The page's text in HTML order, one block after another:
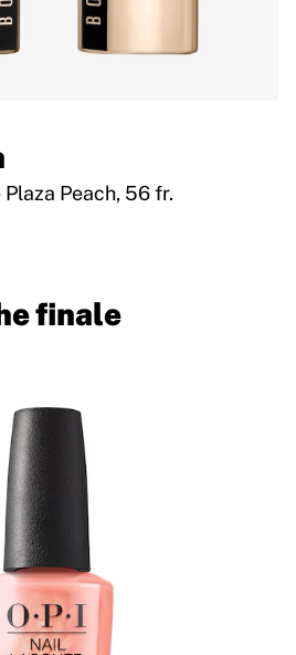
Peach, 56 fr.
finale